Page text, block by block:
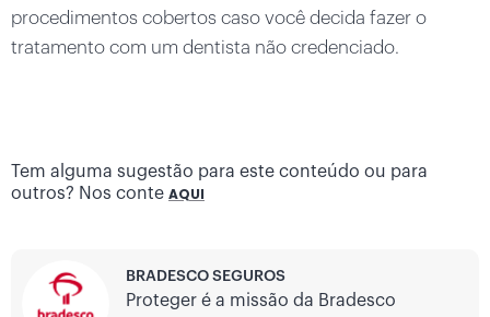
procedimentos cobertos caso você decida fazer o
tratamento com um dentista não credenciado.
Tem alguma sugestão para este conteúdo ou para
outros? Nos conte AQUI
BRADESCO SEGUROS
Proteger é a missão da Bradesco